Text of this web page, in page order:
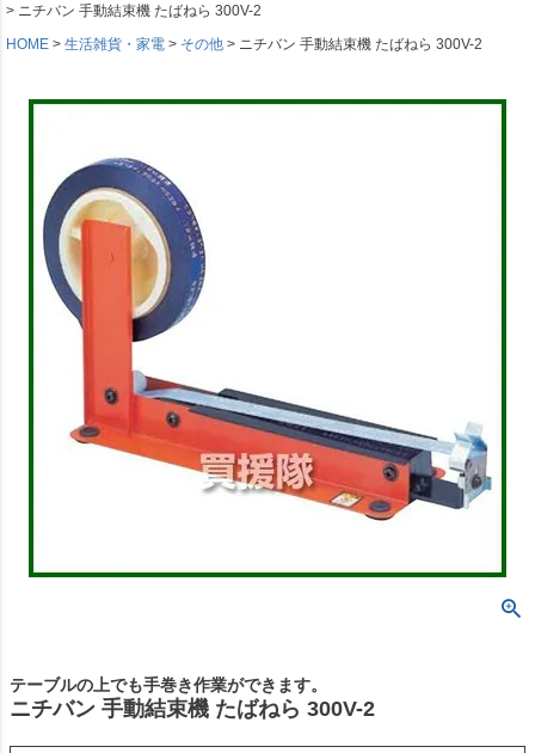
ニチバン 手動結束機 たばねら 300V-2
HOME
生活雑貨・家電 その他 ニチバン 手動結束機 たばねら 300V-2
テーブルの上でも手巻き作業ができます。
ニチバン 手動結束機 たばねら 300V-2